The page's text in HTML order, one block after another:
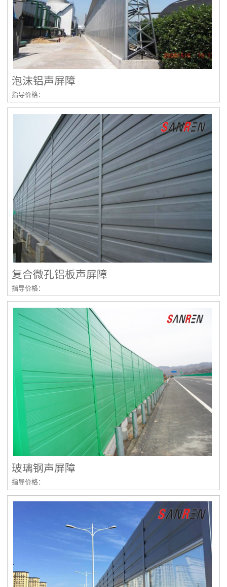
泡沫铝声屏障
指导价格：
复合微孔铝板声屏障
指导价格：
玻璃钢声屏障
指导价格：